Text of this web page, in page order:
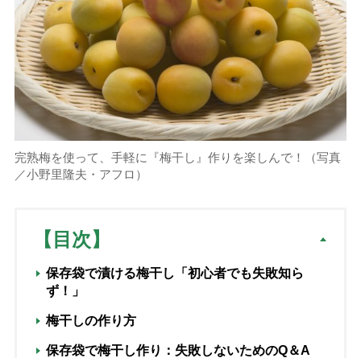
完熟梅を使って、手軽に『梅干し』作りを楽しんで！（写真
／小野里隆夫・アフロ）
【目次】
保存袋で漬ける梅干し「初心者でも失敗知ら
ず！」
梅干しの作り方
保存袋で梅干し作り：失敗しないためのQ＆A